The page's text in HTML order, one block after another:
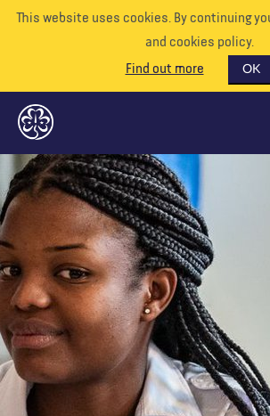
This website uses cookies. By continuing
and cookies policy.
Find out more
OK
CE QUE NOUS FAISONS
SOUTENEZ-NOUS
BÉNÉVOLE
EVÉNEMENTS
NOTRE MONDE
RESSOURCES